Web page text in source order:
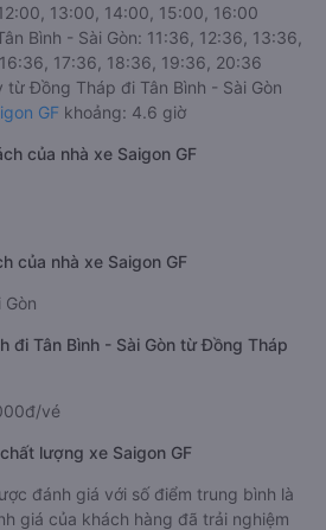
13:00, 14:00, 15:00, 16:00
Bình - Sài Gòn: 11:36, 12:36, 13:36,
17:36, 18:36, 19:36, 20:36
từ Đồng Tháp đi Tân Bình - Sài Gòn
GF khoảng: 4.6 giờ
của nhà xe Saigon GF
của nhà xe Saigon GF
Gòn
đi Tân Bình - Sài Gòn từ Đồng Tháp
vé
lượng xe Saigon GF
đánh giá với số điểm trung bình là
giá của khách hàng đã trải nghiệm